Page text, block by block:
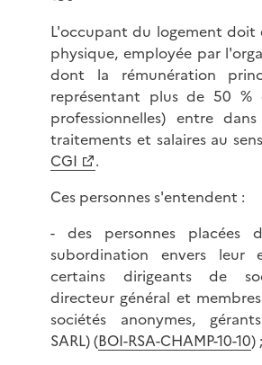
L'occupant du logement doit
physique, employée par
dont la rémunération
représentant plus de 50 %
professionnelles) entre
traitements et salaires au
CGI
.
Ces personnes s'entendent :
- des personnes placées
subordination envers leur
certains dirigeants de
directeur général et
sociétés anonymes,
SARL) (BOI-RSA-CHAMP-10-10) ;